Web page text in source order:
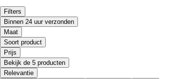
Filters
Binnen 24 uur verzonden
Maat
Soort product
Prijs
Bekijk de 5 producten
Relevantie